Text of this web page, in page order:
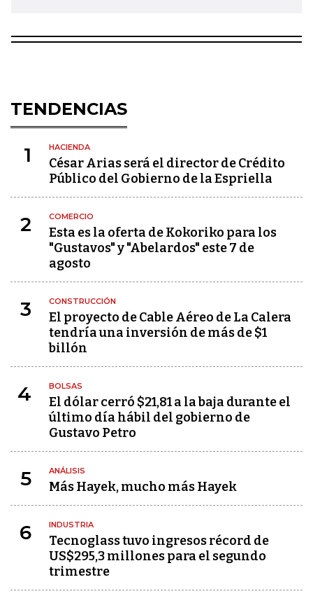
TENDENCIAS
1 HACIENDA
César Arias será el director de Crédito
Público del Gobierno de la Espriella
2 COMERCIO
Esta es la oferta de Kokoriko para los
"Gustavos" y "Abelardos" este 7 de
agosto
3 CONSTRUCCIÓN
El proyecto de Cable Aéreo de La Calera
tendría una inversión de más de $1
billón
4 BOLSAS
El dólar cerró $21,81 a la baja durante el
último día hábil del gobierno de
Gustavo Petro
5 ANÁLISIS
Más Hayek, mucho más Hayek
6 INDUSTRIA
Tecnoglass tuvo ingresos récord de
US$295,3 millones para el segundo
trimestre